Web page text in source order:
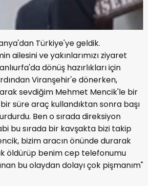
Türkiye'ye geldik.
ailesini ve yakınlarımızı ziyaret
dönüş hazırlıkları için
Viranşehir'e dönerken,
sevdiğim Mehmet Mencik'le bir
süre araç kullandıktan sonra başı
Ben o sırada direksiyon
bu sırada bir kavşakta bizi takip
bizim aracın önünde durarak
öldürüp benim cep telefonumu
bu olaydan dolayı çok pişmanım"